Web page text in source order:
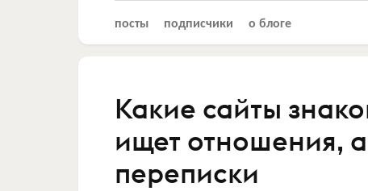
посты подписчики о блоге
Какие сайты
ищет отношения,
переписки